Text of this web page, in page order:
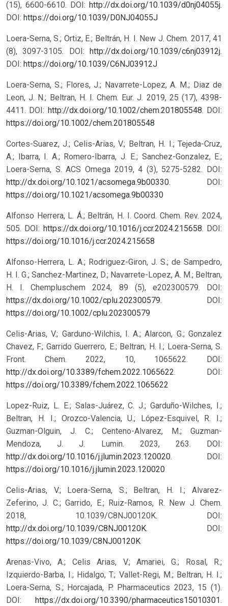
(15), 6600-6610. DOI: http://dx.doi.org/10.1039/d0nj04055j.
DOI: https://doi.org/10.1039/D0NJ04055J
Loera-Serna, S.; Ortiz, E.; Beltrán, H. I. New J. Chem. 2017, 41
(8), 3097-3105. DOI: http://dx.doi.org/10.1039/c6nj03912j.
DOI: https://doi.org/10.1039/C6NJ03912J
Loera-Serna, S.; Flores, J.; Navarrete-Lopez, A. M.; Diaz de
Leon, J. N.; Beltran, H. I. Chem. Eur. J. 2019, 25 (17), 4398-
4411. DOI: http://dx.doi.org/10.1002/chem.201805548. DOI:
https://doi.org/10.1002/chem.201805548
Cortes-Suarez, J.; Celis-Arias, V.; Beltran, H. I.; Tejeda-Cruz,
A.; Ibarra, I. A.; Romero-Ibarra, J. E.; Sanchez-Gonzalez, E.;
Loera-Serna, S. ACS Omega 2019, 4 (3), 5275-5282. DOI:
http://dx.doi.org/10.1021/acsomega.9b00330. DOI:
https://doi.org/10.1021/acsomega.9b00330
Alfonso Herrera, L. Á.; Beltrán, H. I. Coord. Chem. Rev. 2024,
505. DOI: https://dx.doi.org/10.1016/j.ccr.2024.215658. DOI:
https://doi.org/10.1016/j.ccr.2024.215658
Alfonso-Herrera, L. A.; Rodriguez-Giron, J. S.; de Sampedro,
H. I. G.; Sanchez-Martinez, D.; Navarrete-Lopez, A. M.; Beltran,
H. I. Chempluschem 2024, 89 (5), e202300579. DOI:
https://dx.doi.org/10.1002/cplu.202300579. DOI:
https://doi.org/10.1002/cplu.202300579
Celis-Arias, V.; Garduno-Wilchis, I. A.; Alarcon, G.; Gonzalez
Chavez, F.; Garrido Guerrero, E.; Beltran, H. I.; Loera-Serna, S.
Front. Chem. 2022, 10, 1065622. DOI:
http://dx.doi.org/10.3389/fchem.2022.1065622. DOI:
https://doi.org/10.3389/fchem.2022.1065622
Lopez-Ruiz, L. E.; Salas-Juárez, C. J.; Garduño-Wilches, I.;
Beltran, H. I.; Orozco-Valencia, U.; López-Esquivel, R. I.;
Guzman-Olguin, J. C.; Centeno-Alvarez, M.; Guzman-
Mendoza, J. J. Lumin. 2023, 263. DOI:
http://dx.doi.org/10.1016/j.jlumin.2023.120020. DOI:
https://doi.org/10.1016/j.jlumin.2023.120020
Celis-Arias, V.; Loera-Serna, S.; Beltran, H. I.; Alvarez-
Zeferino, J. C.; Garrido, E.; Ruiz-Ramos, R. New J. Chem.
2018, 10.1039/C8NJ00120K. DOI:
http://dx.doi.org/10.1039/C8NJ00120K. DOI:
https://doi.org/10.1039/C8NJ00120K
Arenas-Vivo, A.; Celis Arias, V.; Amariei, G.; Rosal, R.;
Izquierdo-Barba, I.; Hidalgo, T.; Vallet-Regi, M.; Beltran, H. I.;
Loera-Serna, S.; Horcajada, P. Pharmaceutics 2023, 15 (1).
DOI: https://dx.doi.org/10.3390/pharmaceutics15010301.